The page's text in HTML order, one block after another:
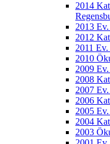
2014
2013
2012
2011
2010
2009
2008
2007
2006
2005
2004
2003